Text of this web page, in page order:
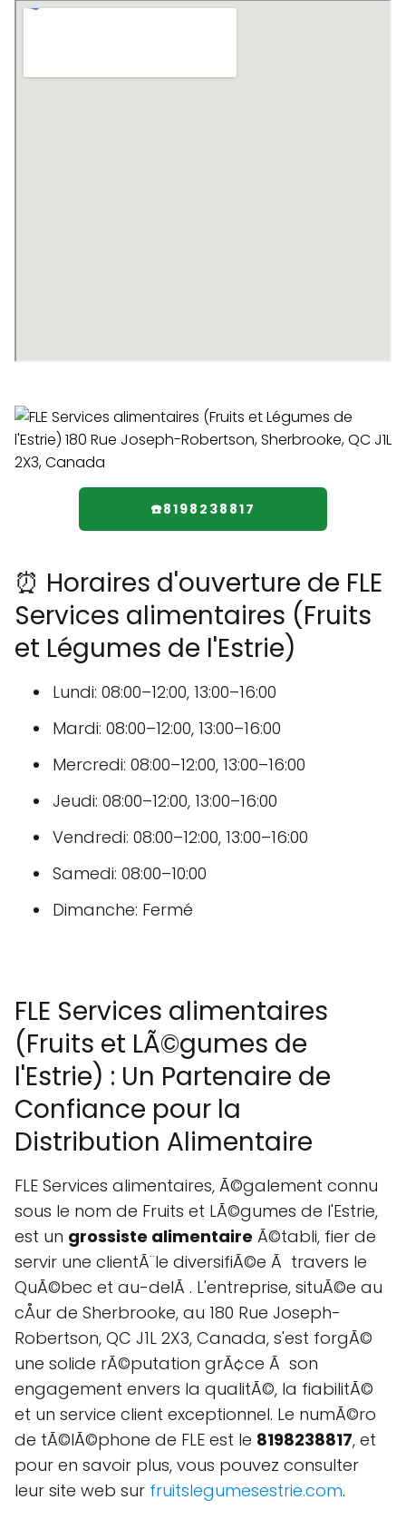
☎️8198238817
⏰ Horaires d'ouverture de FLE
Services alimentaires (Fruits
et Légumes de l'Estrie)
Lundi: 08:00–12:00, 13:00–16:00
Mardi: 08:00–12:00, 13:00–16:00
Mercredi: 08:00–12:00, 13:00–16:00
Jeudi: 08:00–12:00, 13:00–16:00
Vendredi: 08:00–12:00, 13:00–16:00
Samedi: 08:00–10:00
Dimanche: Fermé
FLE Services alimentaires
(Fruits et LÃ©gumes de
l'Estrie) : Un Partenaire de
Confiance pour la
Distribution Alimentaire
FLE Services alimentaires, Ã©galement connu
sous le nom de Fruits et LÃ©gumes de l'Estrie,
est un grossiste alimentaire Ã©tabli, fier de
servir une clientÃ¨le diversifiÃ©e Ã travers le
QuÃ©bec et au-delÃ . L'entreprise, situÃ©e au
cÅur de Sherbrooke, au 180 Rue Joseph-
Robertson, QC J1L 2X3, Canada, s'est forgÃ©
une solide rÃ©putation grÃ¢ce Ã son
engagement envers la qualitÃ©, la fiabilitÃ©
et un service client exceptionnel. Le numÃ©ro
de tÃ©lÃ©phone de FLE est le 8198238817, et
pour en savoir plus, vous pouvez consulter
leur site web sur fruitslegumesestrie.com.